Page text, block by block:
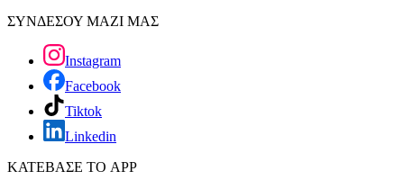
ΣΥΝΔΕΣΟΥ ΜΑΖΙ ΜΑΣ
Instagram
Facebook
Tiktok
Linkedin
ΚΑΤΕΒΑΣΕ ΤΟ APP